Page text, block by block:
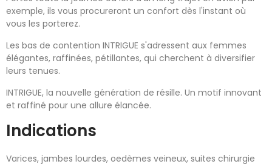
exemple, ils vous procureront un confort dès l'instant où
vous les porterez.
Les bas de contention INTRIGUE s'adressent aux femmes
élégantes, raffinées, pétillantes, qui cherchent à diversifier
leurs tenues.
INTRIGUE, la nouvelle génération de résille. Un motif innovant
et raffiné pour une allure élancée.
Indications
Varices, jambes lourdes, oedèmes veineux, suites chirurgie